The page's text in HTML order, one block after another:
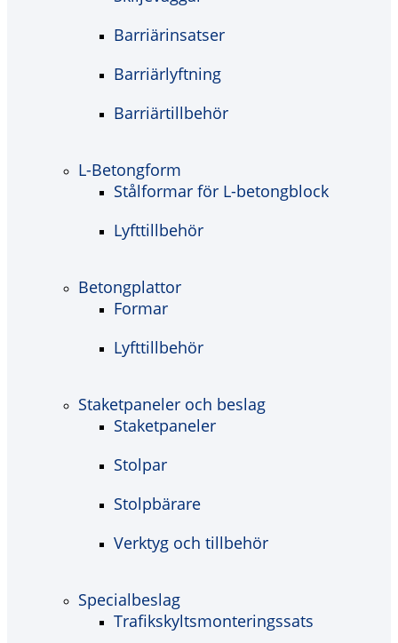
Barriärinsatser
Barriärlyftning
Barriärtillbehör
L-Betongform
Stålformar för L-betongblock
Lyfttillbehör
Betongplattor
Formar
Lyfttillbehör
Staketpaneler och beslag
Staketpaneler
Stolpar
Stolpbärare
Verktyg och tillbehör
Specialbeslag
Trafikskyltsmonteringssats